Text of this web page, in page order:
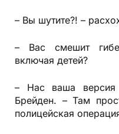
– Вы шутите?! –
– Вас смешит
включая детей?
– Нас ваша версия
Брейден. – Там
полицейская